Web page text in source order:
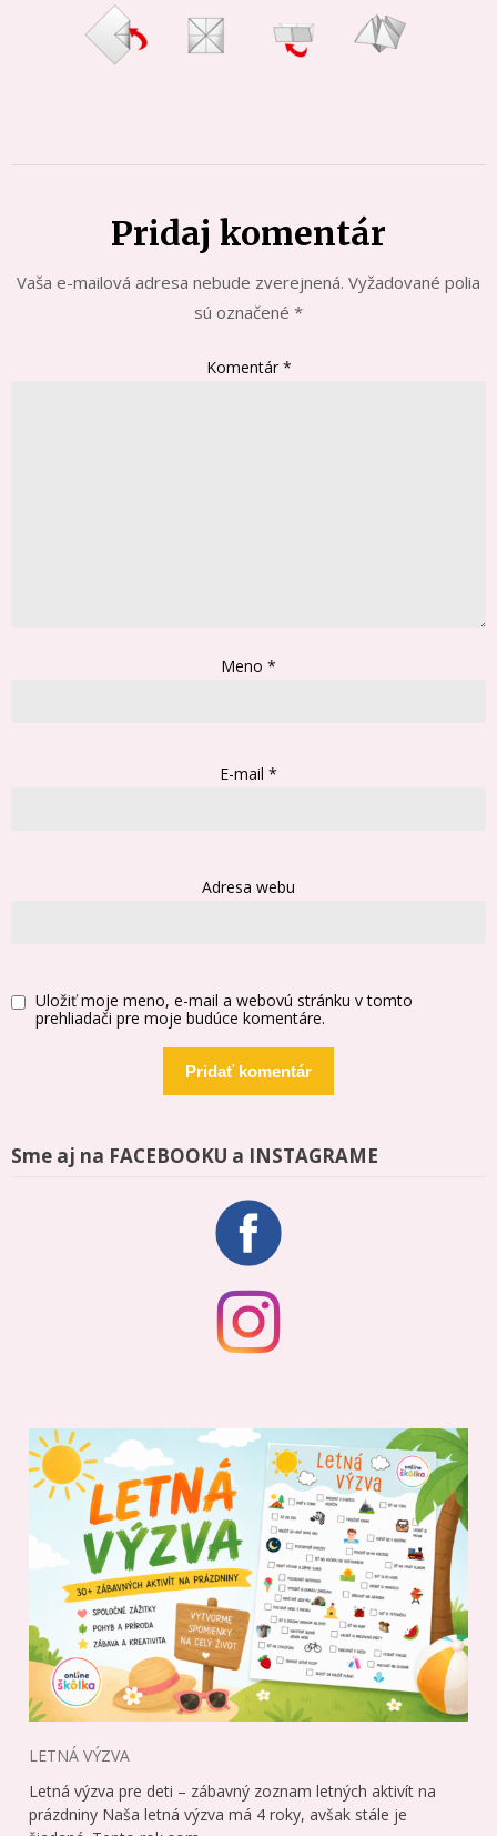
Pridaj komentár
Vaša e-mailová adresa nebude zverejnená. Vyžadované polia
sú označené *
Komentár*
Meno *
E-mail *
Adresa webu
Uložiť moje meno, e-mail a webovú stránku v tomto
prehliadači pre moje budúce komentáre.
Sme aj na FACEBOOKU a INSTAGRAME
LETNÁ VÝZVA
Letná výzva pre deti – zábavný zoznam letných aktivít na
prázdniny Naša letná výzva má 4 roky, avšak stále je